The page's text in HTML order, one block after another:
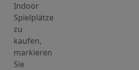
Indoor
Spielplätze
zu
kaufen,
markieren
Sie